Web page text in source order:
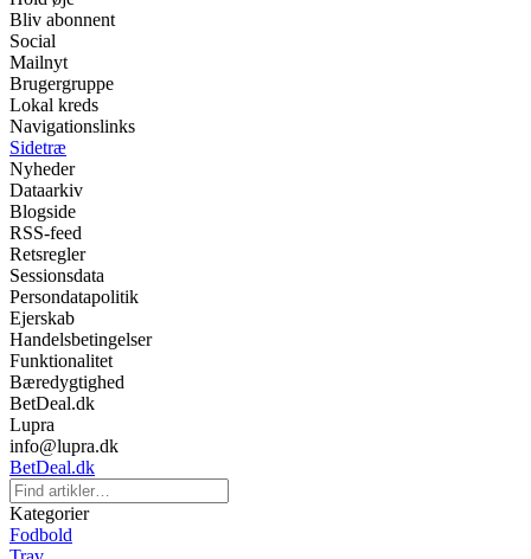
Bliv abonnent
Social
Mailnyt
Brugergruppe
Lokal kreds
Navigationslinks
Sidetræ
Nyheder
Dataarkiv
Blogside
RSS-feed
Retsregler
Sessionsdata
Persondatapolitik
Ejerskab
Handelsbetingelser
Funktionalitet
Bæredygtighed
BetDeal.dk
Lupra
info@lupra.dk
BetDeal.dk
Kategorier
Fodbold